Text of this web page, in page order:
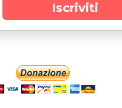
Iscriviti